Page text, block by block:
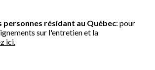
personnes résidant au Québec: pour
sur l'entretien et la
ici.